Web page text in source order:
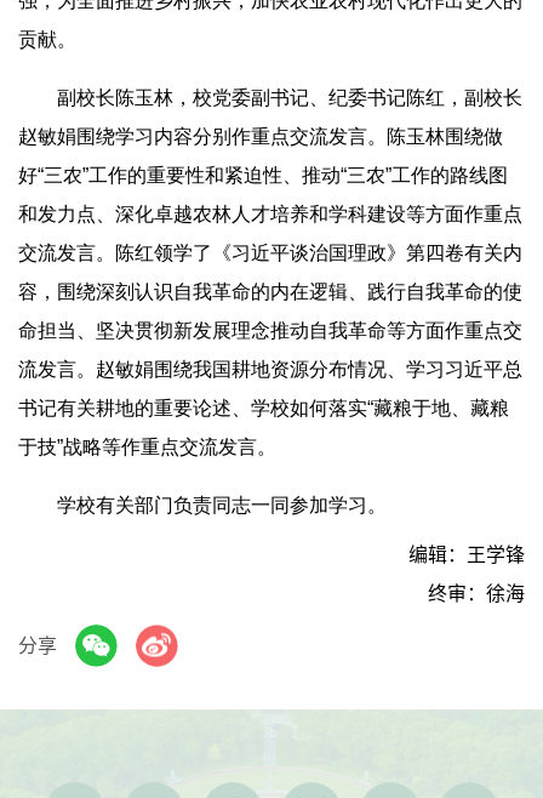
贡献。
副校长陈玉林，校党委副书记、纪委书记陈红，副校长
赵敏娟围绕学习内容分别作重点交流发言。陈玉林围绕做
好“三农”工作的重要性和紧迫性、推动“三农”工作的路线图
和发力点、深化卓越农林人才培养和学科建设等方面作重点
交流发言。陈红领学了《习近平谈治国理政》第四卷有关内
容，围绕深刻认识自我革命的内在逻辑、践行自我革命的使
命担当、坚决贯彻新发展理念推动自我革命等方面作重点交
流发言。赵敏娟围绕我国耕地资源分布情况、学习习近平总
书记有关耕地的重要论述、学校如何落实“藏粮于地、藏粮
于技”战略等作重点交流发言。
学校有关部门负责同志一同参加学习。
编辑：王学锋
终审：徐海
分享